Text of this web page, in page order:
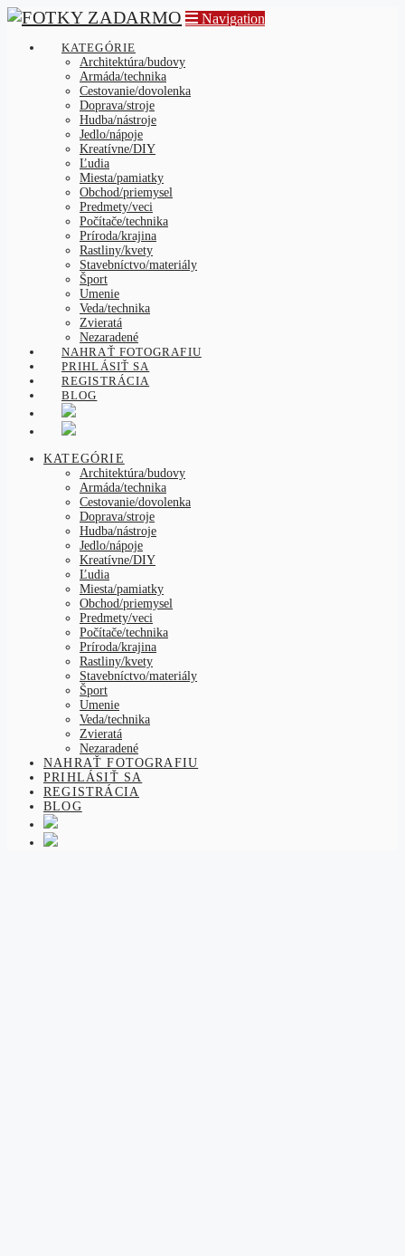
Navigation
KATEGÓRIE
Architektúra/budovy
Armáda/technika
Cestovanie/dovolenka
Doprava/stroje
Hudba/nástroje
Jedlo/nápoje
Kreatívne/DIY
Ľudia
Miesta/pamiatky
Obchod/priemysel
Predmety/veci
Počítače/technika
Príroda/krajina
Rastliny/kvety
Stavebníctvo/materiály
Šport
Umenie
Veda/technika
Zvieratá
Nezaradené
NAHRAŤ FOTOGRAFIU
PRIHLÁSIŤ SA
REGISTRÁCIA
BLOG
KATEGÓRIE
Architektúra/budovy
Armáda/technika
Cestovanie/dovolenka
Doprava/stroje
Hudba/nástroje
Jedlo/nápoje
Kreatívne/DIY
Ľudia
Miesta/pamiatky
Obchod/priemysel
Predmety/veci
Počítače/technika
Príroda/krajina
Rastliny/kvety
Stavebníctvo/materiály
Šport
Umenie
Veda/technika
Zvieratá
Nezaradené
NAHRAŤ FOTOGRAFIU
PRIHLÁSIŤ SA
REGISTRÁCIA
BLOG